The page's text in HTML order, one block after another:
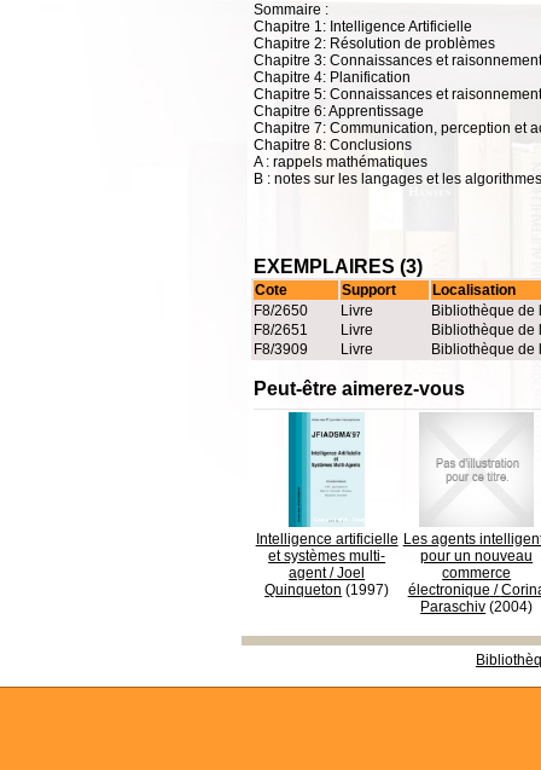
Sommaire :
Chapitre 1: Intelligence Artificielle
Chapitre 2: Résolution de problèmes
Chapitre 3: Connaissances et raisonnement
Chapitre 4: Planification
Chapitre 5: Connaissances et
Chapitre 6: Apprentissage
Chapitre 7: Communication, perception et
Chapitre 8: Conclusions
A : rappels mathématiques
B : notes sur les langages et les algorithmes
EXEMPLAIRES (3)
Cote Support
Localisation
F8/2650
Livre
Bibliothèque de
F8/2651
Livre
Bibliothèque de
F8/3909
Livre Bibliothèque de
Peut-être aimerez-vous
Intelligence artificielle
et systèmes multi-
agent/Joel
Quinqueton (1997)
Les agents
pour un nouveau
commerce
électronique /
Paraschiv (2004)